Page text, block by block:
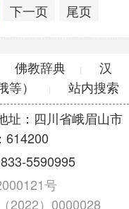
下一页 尾页
佛教辞典 |
汉
） |
站内搜索
址：四川省峨眉山市
614200
5590995
号
2022）0000028